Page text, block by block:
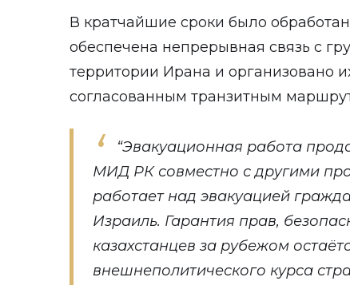
В кратчайшие сроки было
обеспечена непрерывная связь с
территории Ирана и организовано
согласованным транзитным
“Эвакуационная работа
МИД РК совместно с другими
работает над эвакуацией
Израиль. Гарантия прав,
казахстанцев за рубежом
внешнеполитического курса